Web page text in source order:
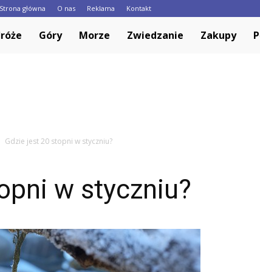
Strona główna O nas Reklama Kontakt
Góry Morze Zwiedzanie Zakupy
Gdzie jest 20 stopni w styczniu?
w styczniu?